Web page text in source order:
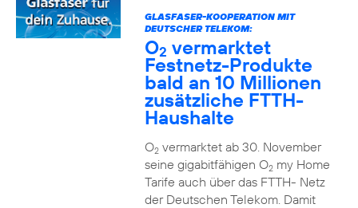
GLASFASER-KOOPERATION MIT
DEUTSCHER TELEKOM:
O2 vermarktet
Festnetz-Produkte
bald an 10 Millionen
zusätzliche FTTH-
Haushalte
O2vermarktet ab 30. November
seine gigabitfähigen O2my Home
Tarife auch über das FTTH- Netz
der Deutschen Telekom. Damit